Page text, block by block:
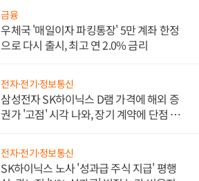
금융
우체국 '매일이자 파킹통장' 5만 계좌 한정
으로 다시 출시, 최고 연 2.0% 금리
전자·전기·정보통신
삼성전자 SK하이닉스 D램 가격에 해외 증
권가 '고점' 시각 나와, 장기 계약에 단점 부
전자·전기·정보통신
SK하이닉스 노사 '성과급 주식 지급' 평행